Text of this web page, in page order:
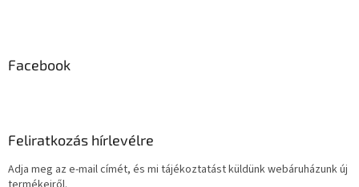
Facebook
Feliratkozás hírlevélre
Adja meg az e-mail címét, és mi tájékoztatást küldünk webáruházunk új